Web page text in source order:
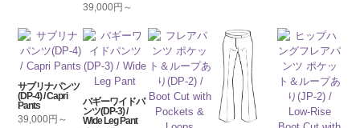
39,000円～
サブリナパンツ
(DP-4) / Capri
Pants
39,000円～
バギーワイドパ
ンツ(DP-3) /
Wide Leg Pant